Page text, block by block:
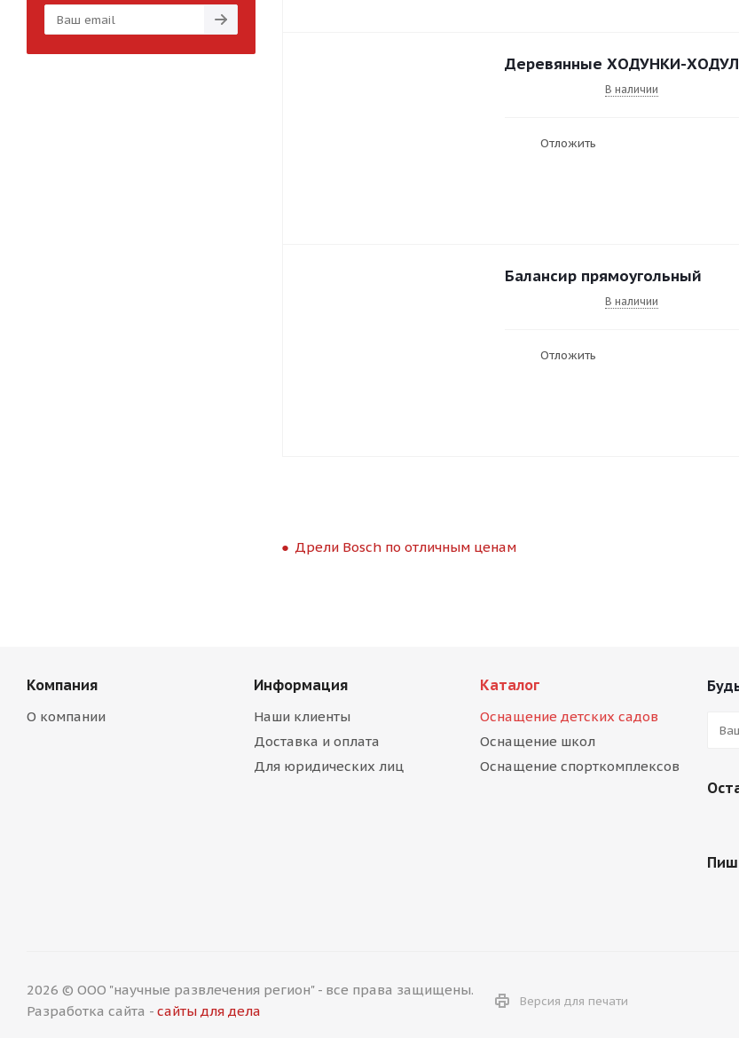
Деревянные ХОДУНКИ-
В наличии
Отложить
Балансир прямоугольный
В наличии
Отложить
Дрели Bosch по отличным ценам
Компания
О компании
Информация
Наши клиенты
Доставка и оплата
Для юридических лиц
Каталог
Оснащение детских садов
Оснащение школ
Оснащение спорткомплексов
2026 © ООО "научные развлечения регион" - все права защищены.
Разработка сайта - сайты для дела
Версия для печати